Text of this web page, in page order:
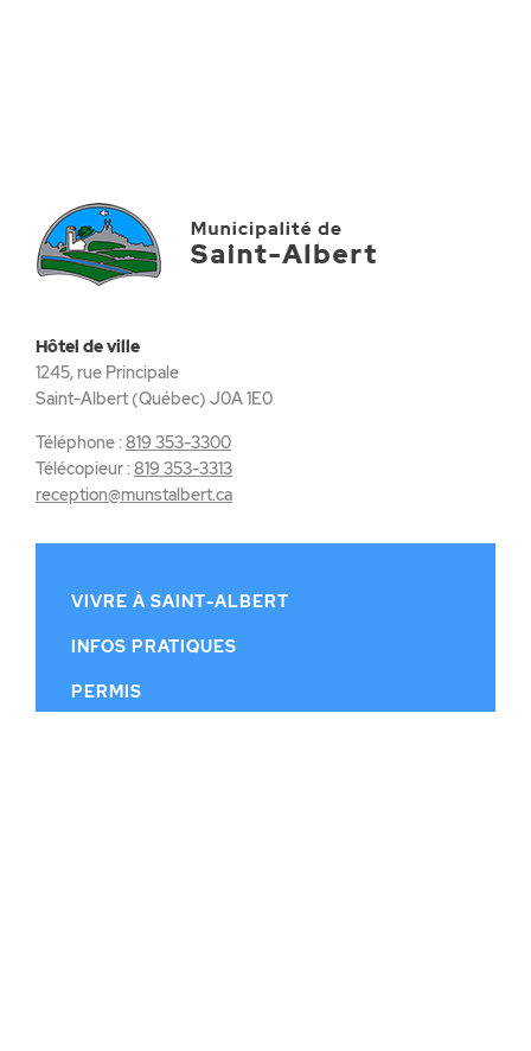
Hôtel de ville
1245, rue Principale
Saint-Albert (Québec) J0A 1E0
Téléphone :819 353-3300
Télécopieur :819 353-3313
reception@munstalbert.ca
VIVRE À SAINT-ALBERT
INFOS PRATIQUES
PERMIS